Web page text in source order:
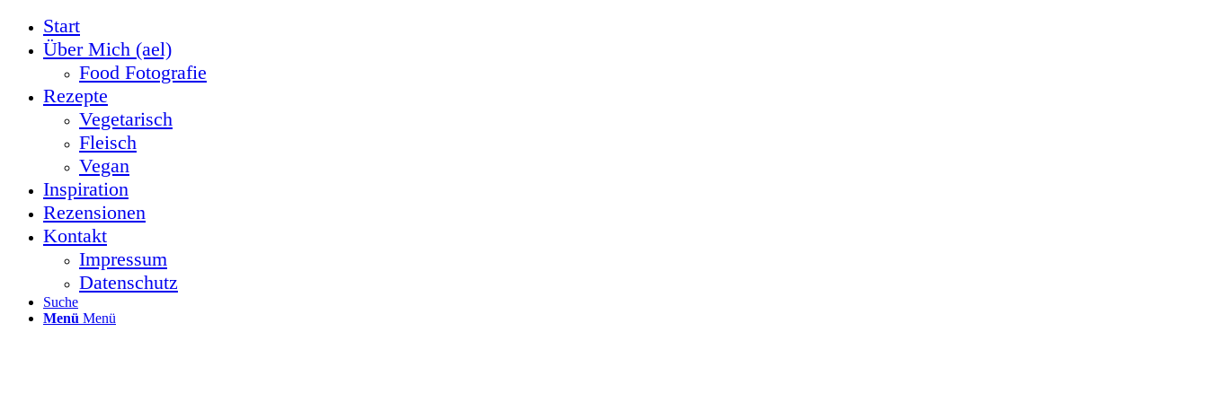
Start
Über Mich (ael)
Food Fotografie
Rezepte
Vegetarisch
Fleisch
Vegan
Inspiration
Rezensionen
Kontakt
Impressum
Datenschutz
Suche
Menü Menü